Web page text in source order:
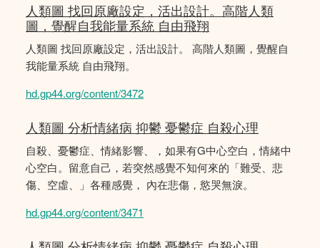
人類圖 找回原廠設定，活出設計。高階人類
圖，覺醒自我能量系統 自由飛翔
人類圖 找回原廠設定，活出設計。 高階人類圖，覺醒自
我能量系統 自由飛翔。
hd.gp44.org/content/3472
人類圖 分析情緒病 抑鬱 憂鬱症 自殺心理
自殺、憂鬱症、情緒影響、，如果有G中心空白，情緒中
心空白。留意自己，若突然感覺不知何來的「難受、悲
傷、空虛、」各種感覺， 內在悲傷，慾哭無淚。
hd.gp44.org/content/3471